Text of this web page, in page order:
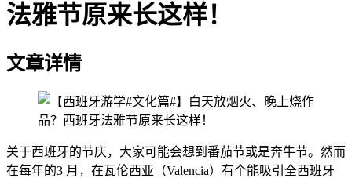
法雅节原来长这样！
文章详情
关于西班牙的节庆，大家可能会想到番茄节或是奔牛节。然而
在每年的3 月，在瓦伦西亚（Valencia）有个能吸引全西班牙